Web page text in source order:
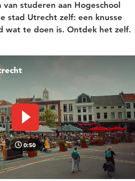
studeren aan Hogeschool
stad Utrecht zelf: een knusse
wat te doen is. Ontdek het zelf.
Video afspelen
0:50